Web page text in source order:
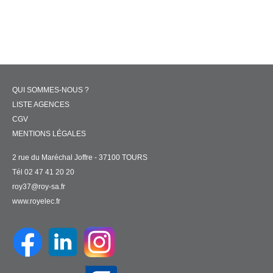
QUI SOMMES-NOUS ?
LISTE AGENCES
CGV
MENTIONS LÉGALES
2 rue du Maréchal Joffre - 37100 TOURS
Tél 02 47 41 20 20
roy37@roy-sa.fr
www.royelec.fr